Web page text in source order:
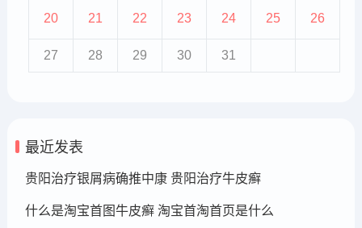
20 21 22 23 24 25 26
27 28 29 30 31
最近发表
贵阳治疗银屑病确推中康 贵阳治疗牛皮癣
什么是淘宝首图牛皮癣 淘宝首淘首页是什么